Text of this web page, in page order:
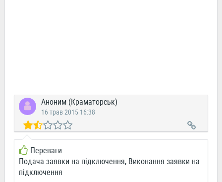
Аноним (Краматорськ)
16 трав 2015 16:38
Переваги:
Подача заявки на підключення, Виконання заявки на
підключення